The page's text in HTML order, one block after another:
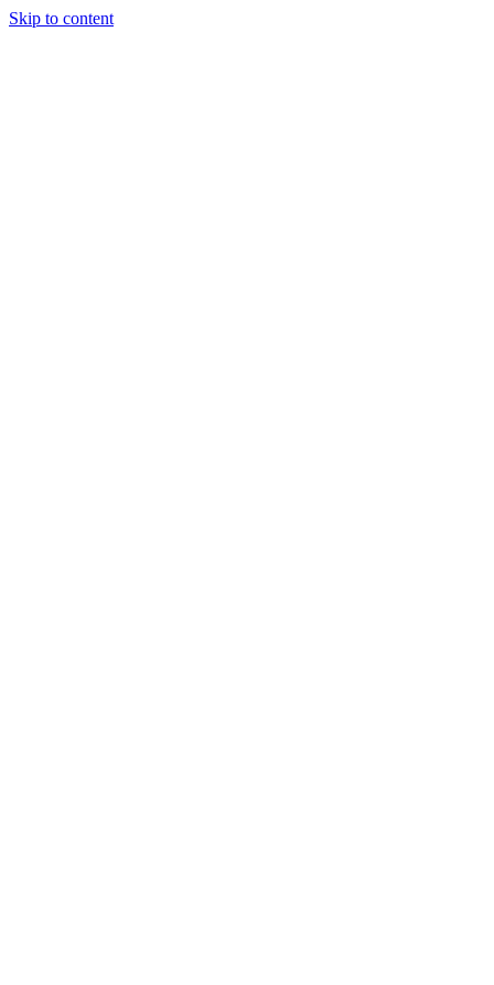
Skip to content